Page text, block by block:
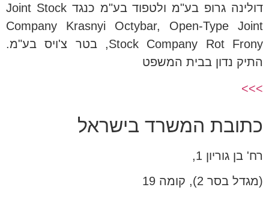
דולינה גרופ בע"מ ולטפוד בע"מ כנגד Joint Stock
Company Krasnyi Octybar, Open-Type Joint
Stock Company Rot Frony, בטר צ'ויס בע"מ.
התיק נדון בבית המשפט
>>>
כתובת המשרד בישראל
רח' בן גוריון 1,
(מגדל בסר 2), קומה 19